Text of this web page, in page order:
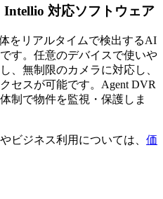
対応ソフトウェア
をリアルタイムで検出するAI
す。任意のデバイスで使いや
、無制限のカメラに対応し、
セスが可能です。Agent DVR
制で物件を監視・保護しま
ビジネス利用については、 価